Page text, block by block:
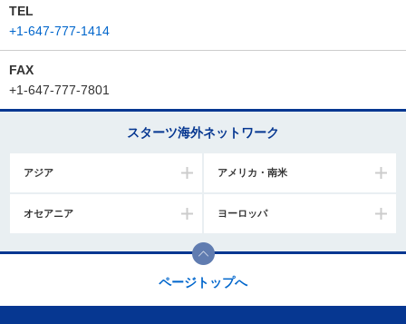
TEL
+1-647-777-1414
FAX
+1-647-777-7801
スターツ海外ネットワーク
アジア アメリカ・南米
オセアニア ヨーロッパ
ページトップへ